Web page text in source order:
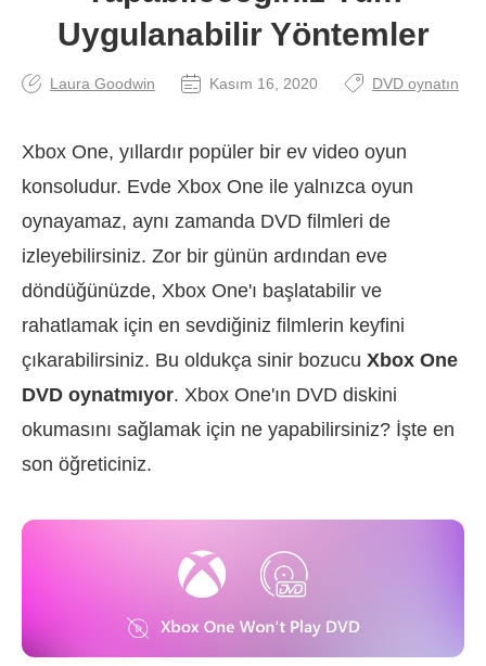
Uygulanabilir Yöntemler
Laura Goodwin Kasım 16, 2020 DVD oynatın
Xbox One, yıllardır popüler bir ev video oyun
konsoludur. Evde Xbox One ile yalnızca oyun
oynayamaz, aynı zamanda DVD filmleri de
izleyebilirsiniz. Zor bir günün ardından eve
döndüğünüzde, Xbox One'ı başlatabilir ve
rahatlamak için en sevdiğiniz filmlerin keyfini
çıkarabilirsiniz. Bu oldukça sinir bozucu Xbox One
DVD oynatmıyor. Xbox One'ın DVD diskini
okumasını sağlamak için ne yapabilirsiniz? İşte en
son öğreticiniz.